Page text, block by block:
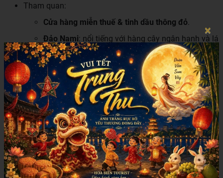
Tham quan:
Cửa hàng miễn thuế & tinh dầu thông đỏ.
Đảo Nami: nổi tiếng với hàng cây ngân hạnh và lá
phong trong phim “Bản Tình Ca Mùa Đông”.
Đền thánh Danggogae Martyrs Shrine: nơi 10 tín
hữu tử đạo năm 1839.
Đền thánh Saenamteo: nơi lưu giữ hài cốt của 9
vị thánh tử đạo, trong đó có linh mục đầu tiên của
Hàn Quốc – Anrê Kim Taegon. 🛏 Nghỉ đêm tại
Seoul.
NGÀY 5: SEOUL – TP.HCM (Ăn
sáng, trưa, tối)
×